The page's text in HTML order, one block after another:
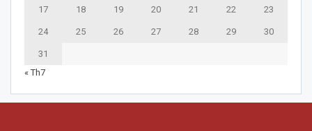
17 18 19 20 21 22 23
24 25 26 27 28 29 30
31
« Th7